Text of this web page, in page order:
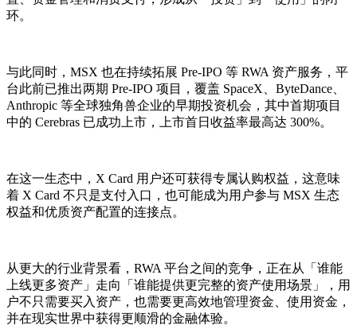
环。
与此同时，MSX 也在持续拓展 Pre-IPO 等 RWA 资产服务，平
台此前已推出两期 Pre-IPO 项目，覆盖 SpaceX、ByteDance、
Anthropic 等全球独角兽企业的早期投资机会，其中首期项目
中的 Cerebras 已成功上市，上市首日收益率最高达 300%。
在这一生态中，X Card 用户还可获得专属认购权益，这意味
着 X Card 不只是支付入口，也可能成为用户参与 MSX 生态
权益和优质资产配置的连接点。
从更大的行业背景看，RWA 平台之间的竞争，正在从「谁能
上线更多资产」走向「谁能提供更完整的资产使用场景」，用
户不只需要买入资产，也需要更高效地管理资金、使用资金，
并在现实世界中获得更顺滑的金融体验。